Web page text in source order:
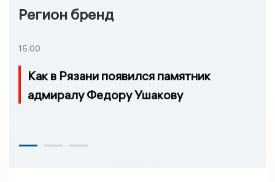
Регион бренд
15:00
Как в Рязани появился памятник
адмиралу Федору Ушакову